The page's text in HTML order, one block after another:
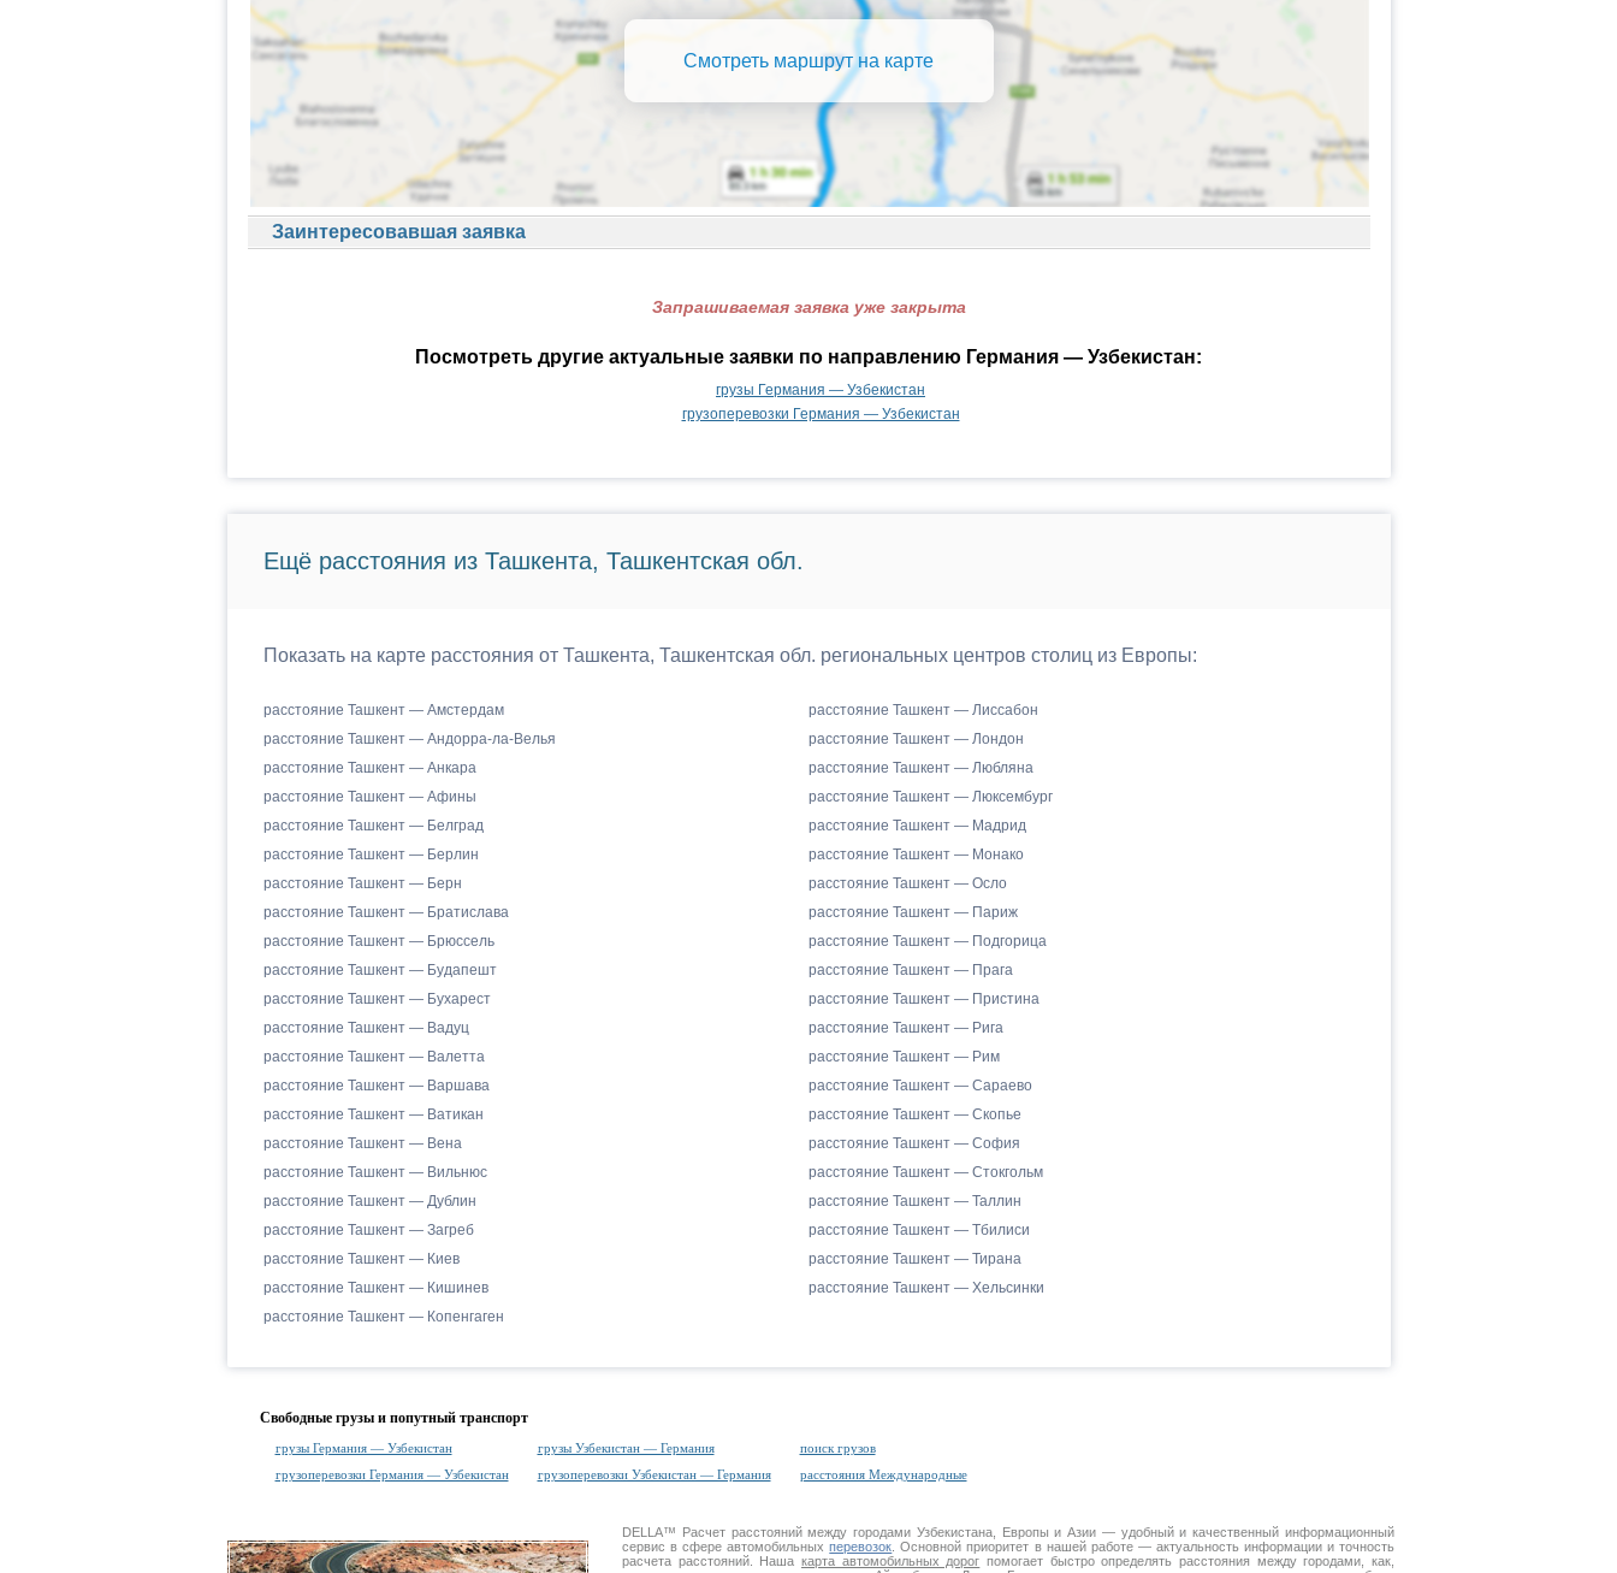
Смотреть маршрут на карте
Заинтересовавшая заявка
Запрашиваемая заявка уже закрыта
Посмотреть другие актуальные заявки по направлению Германия — Узбекистан:
грузы Германия — Узбекистан
грузоперевозки Германия — Узбекистан
Ещё расстояния из Ташкента, Ташкентская обл.
Показать на карте расстояния от Ташкента, Ташкентская обл. региональных центров столиц из Европы:
расстояние Ташкент — Амстердам
расстояние Ташкент — Андорра-ла-Велья
расстояние Ташкент — Анкара
расстояние Ташкент — Афины
расстояние Ташкент — Белград
расстояние Ташкент — Берлин
расстояние Ташкент — Берн
расстояние Ташкент — Братислава
расстояние Ташкент — Брюссель
расстояние Ташкент — Будапешт
расстояние Ташкент — Бухарест
расстояние Ташкент — Вадуц
расстояние Ташкент — Валетта
расстояние Ташкент — Варшава
расстояние Ташкент — Ватикан
расстояние Ташкент — Вена
расстояние Ташкент — Вильнюс
расстояние Ташкент — Дублин
расстояние Ташкент — Загреб
расстояние Ташкент — Киев
расстояние Ташкент — Кишинев
расстояние Ташкент — Копенгаген
расстояние Ташкент — Лиссабон
расстояние Ташкент — Лондон
расстояние Ташкент — Любляна
расстояние Ташкент — Люксембург
расстояние Ташкент — Мадрид
расстояние Ташкент — Монако
расстояние Ташкент — Осло
расстояние Ташкент — Париж
расстояние Ташкент — Подгорица
расстояние Ташкент — Прага
расстояние Ташкент — Пристина
расстояние Ташкент — Рига
расстояние Ташкент — Рим
расстояние Ташкент — Сараево
расстояние Ташкент — Скопье
расстояние Ташкент — София
расстояние Ташкент — Стокгольм
расстояние Ташкент — Таллин
расстояние Ташкент — Тбилиси
расстояние Ташкент — Тирана
расстояние Ташкент — Хельсинки
Свободные грузы и попутный транспорт
грузы Германия — Узбекистан грузы Узбекистан — Германия
поиск грузов
грузоперевозки Германия — Узбекистан
грузоперевозки Узбекистан — Германия расстояния Международные
DELLA™ Расчет расстояниймежду городами Узбекистана, Европы и Азии — удобный и качественный информационный
сервис в сфере автомобильныхперевозок . Основной приоритет в нашей работе — актуальность информации и точность
расчета расстояний. Наша карта автомобильных дорог помогает быстро определять расстояния между городами, как,